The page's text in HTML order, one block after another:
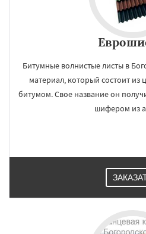
Битумные волнистые листы в
материал, который состоит
битумом. Свое название он
шифером из